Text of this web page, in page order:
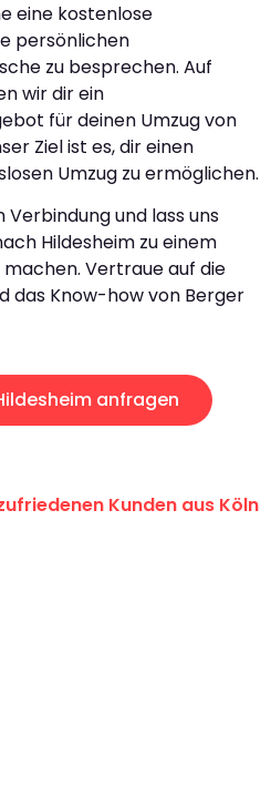
eine kostenlose
persönlichen
zu besprechen. Auf
wir dir ein
für deinen Umzug von
Ziel ist es, dir einen
Umzug zu ermöglichen.
und lass uns
Hildesheim zu einem
Vertraue auf die
das Know-how von Berger
anfragen
Kunden aus Köln